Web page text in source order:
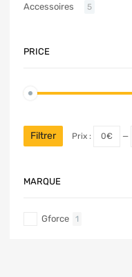
Accessoires 5
PRICE
Filtrer Prix : 0€ —
MARQUE
Gforce 1